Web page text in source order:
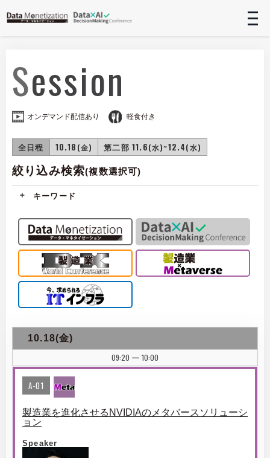
Session
全日程 10.18 (金) 第二部 11.6(水)~12.4(水)
オンデマンド配信あり 軽食付き
絞り込み検索(複数選択可)
キーワード
10.18(金)
09:20
| 10:00
A-01
製造業を進化させるNVIDIAのメタバースソリューシ
ョン
Speaker